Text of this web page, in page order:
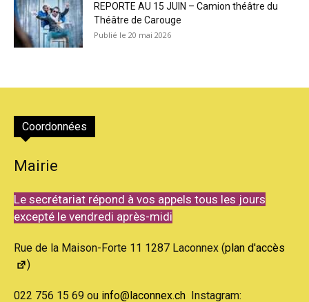
REPORTE AU 15 JUIN – Camion théâtre du
Théâtre de Carouge
20 mai 2026
Coordonnées
Mairie
Le secrétariat répond à vos appels tous les jours
excepté le vendredi après-midi
Rue de la Maison-Forte 11 1287 Laconnex (plan d'accès
)
022 756 15 69 ou info@laconnex.ch Instagram: